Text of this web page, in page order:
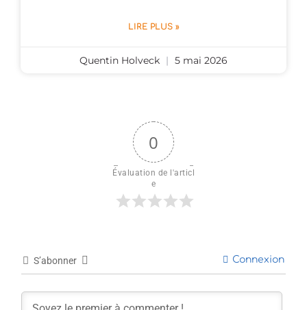
LIRE PLUS »
Quentin Holveck 5 mai 2026
0
Évaluation de l'articl
e
S’abonner Connexion